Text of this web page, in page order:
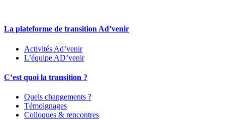
La plateforme de transition Ad’venir
Activités Ad’venir
L’équipe AD’venir
C’est quoi la transition ?
Quels changements ?
Témoignages
Colloques & rencontres